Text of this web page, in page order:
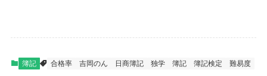
簿記 合格率 吉岡のん 日商簿記 独学 簿記 簿記検定 難易度